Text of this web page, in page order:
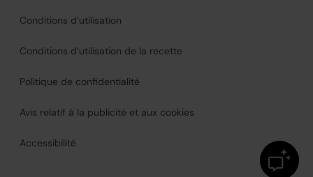
Conditions d’utilisation
Conditions d’utilisation de la recette
Politique de confidentialité
Avis relatif à la publicité et aux cookies
Accessibilité